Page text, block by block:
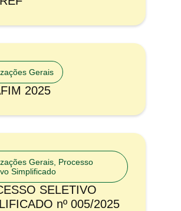
Gerais
2025
Gerais Processo
Simplificado
SELETIVO
nº 005/2025